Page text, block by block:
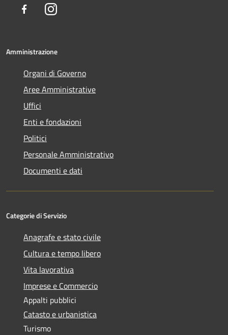
FacebookInstagram
Amministrazione
Organi di Governo
Aree Amministrative
Uffici
Enti e fondazioni
Politici
Personale Amministrativo
Documenti e dati
Categorie di Servizio
Anagrafe e stato civile
Cultura e tempo libero
Vita lavorativa
Imprese e Commercio
Appalti pubblici
Catasto e urbanistica
Turismo